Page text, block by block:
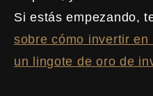
Si estás empezando,
sobre cómo invertir en
un lingote de oro de